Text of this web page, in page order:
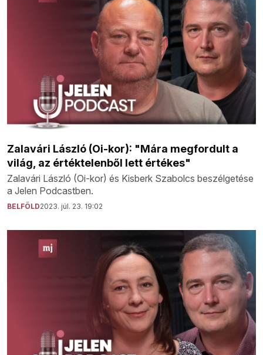
Zalavári László (Oi-kor): "Mára megfordult a
világ, az értéktelenből lett értékes"
Zalavári László (Oi-kor) és Kisberk Szabolcs beszélgetése
a Jelen Podcastben.
BELFÖLD2023. júl. 23. 19:02